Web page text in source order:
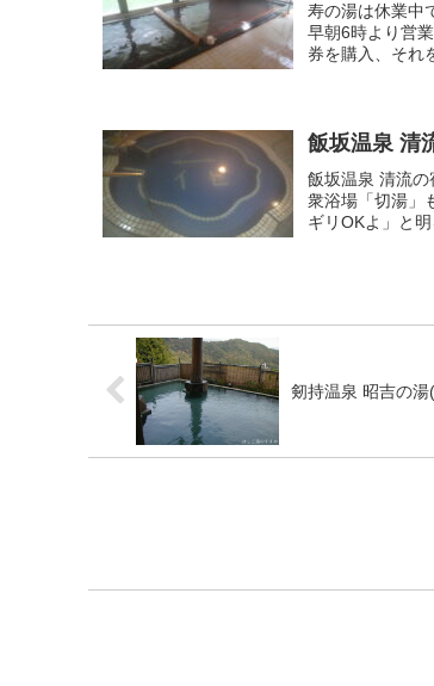
寿の湯は休業中
早朝6時より営
券を購入、それ
飯坂温泉 清
飯坂温泉 清流
衆浴場「切湯」
ギリOKよ」と
剱持温泉 昭吉の湯